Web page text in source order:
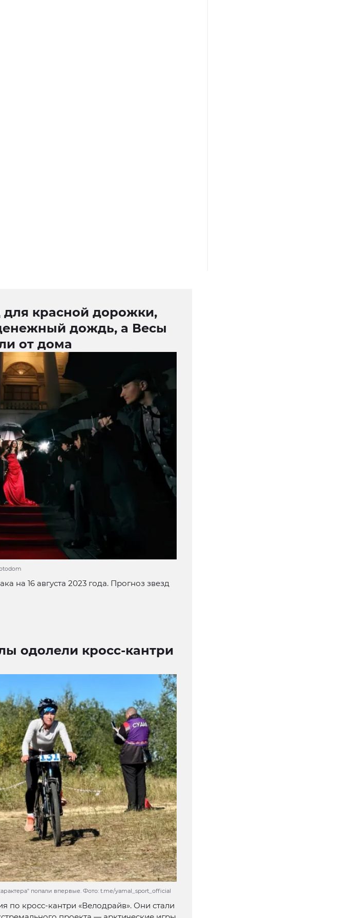
красной дорожки,
дождь, а Весы
от дома
на 16 августа 2023 года. Прогноз звезд
одолели кросс-кантри
попали впервые. Фото: t.me/yamal_sport_official
по кросс-кантри «Велодрайв». Они стали